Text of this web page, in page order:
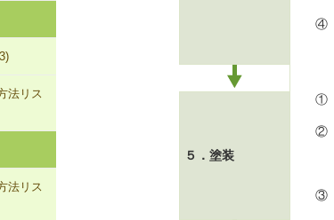
（瓦ぶ
音等の
移動音
（SO-
らの透
外部開
交換工
け
法リス
法リス
④
５．塗装
①
②
③